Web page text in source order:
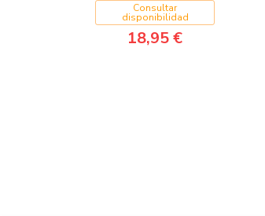
Consultar
disponibilidad
18,95 €